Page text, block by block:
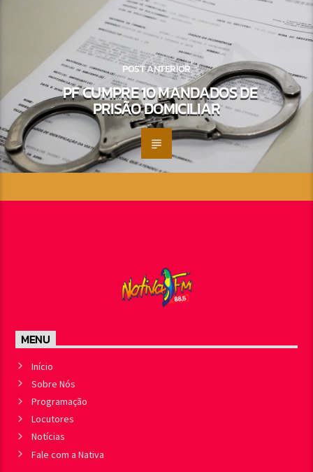
POST ANTERIOR
PF CUMPRE 10 MANDADOS DE
PRISÃO DOMICILIAR
MENU
Início
Sobre Nós
Programação
Locutores
Notícias
Fale com a Nativa